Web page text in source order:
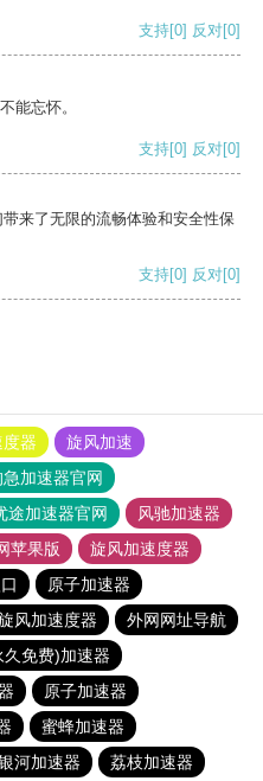
支持[0] 反对[0]
能忘怀。
支持[0] 反对[0]
来了无限的流畅体验和安全性保
支持[0] 反对[0]
器
旋风加速
急加速器官网
途加速器官网
风驰加速器
苹果版
旋风加速度器
原子加速器
风加速度器
外网网址导航
久免费)加速器
原子加速器
蜜蜂加速器
河加速器 荔枝加速器